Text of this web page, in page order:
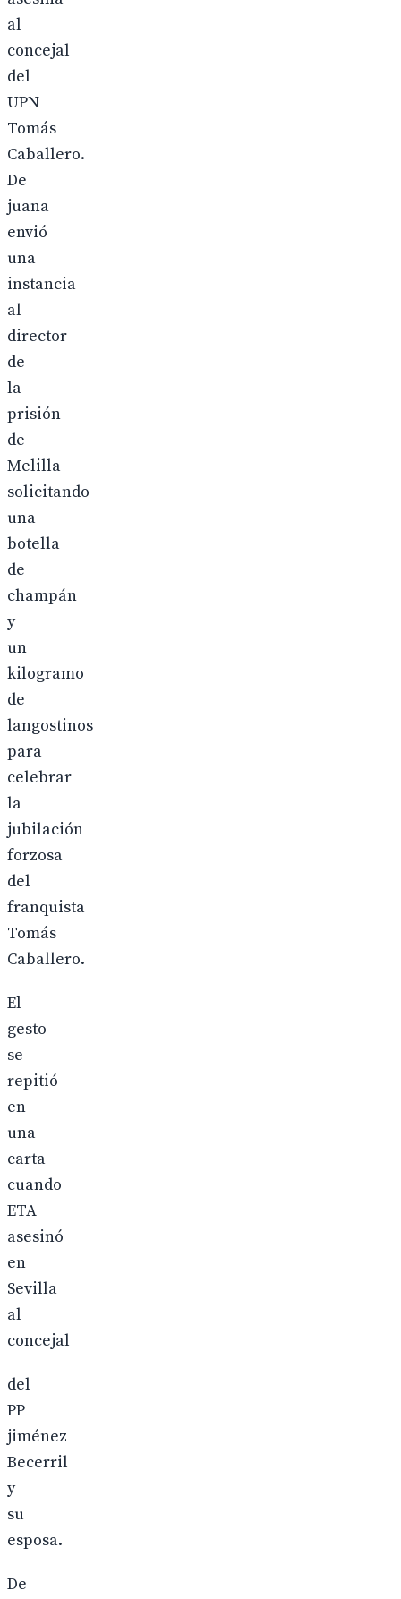
al
concejal
del
UPN
Tomás
Caballero.
De
juana
envió
una
instancia
al
director
de
la
prisión
de
Melilla
solicitando
una
botella
de
champán
y
un
kilogramo
de
langostinos
para
celebrar
la
jubilación
forzosa
del
franquista
Tomás
Caballero.
El
gesto
se
repitió
en
una
carta
cuando
ETA
asesinó
en
Sevilla
al
concejal
del
PP
jiménez
Becerril
y
su
esposa.
De